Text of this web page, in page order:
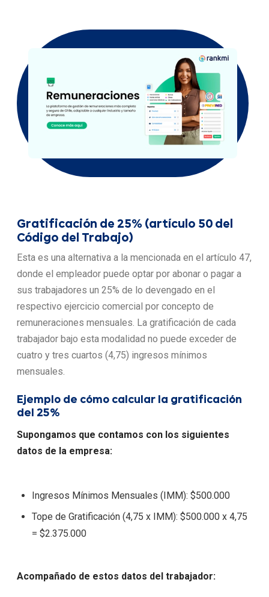
Gratificación de 25% (artículo 50 del
Código del Trabajo)
Esta es una alternativa a la mencionada en el artículo 47,
donde el empleador puede optar por abonar o pagar a
sus trabajadores un 25% de lo devengado en el
respectivo ejercicio comercial por concepto de
remuneraciones mensuales. La gratificación de cada
trabajador bajo esta modalidad no puede exceder de
cuatro y tres cuartos (4,75) ingresos mínimos
mensuales.
Ejemplo de cómo calcular la gratificación
del 25%
Supongamos que contamos con los siguientes
datos de la empresa:
Ingresos Mínimos Mensuales (IMM): $500.000
Tope de Gratificación (4,75 x IMM): $500.000 x 4,75
= $2.375.000
Acompañado de estos datos del trabajador: